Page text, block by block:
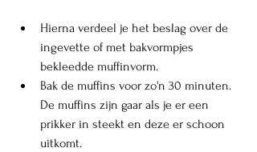
Hierna verdeel je het beslag over de
ingevette of met bakvormpjes
bekleedde muffinvorm.
Bak de muffins voor zo'n 30 minuten.
De muffins zijn gaar als je er een
prikker in steekt en deze er schoon
uitkomt.